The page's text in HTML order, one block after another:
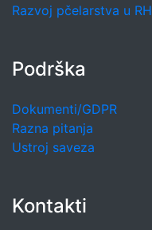
Razvoj pčelarstva u RH
Podrška
Dokumenti/GDPR
Razna pitanja
Ustroj saveza
Kontakti